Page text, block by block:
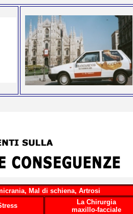
Mal di schiena, Artrosi
La Chirurgia
maxillo-facciale